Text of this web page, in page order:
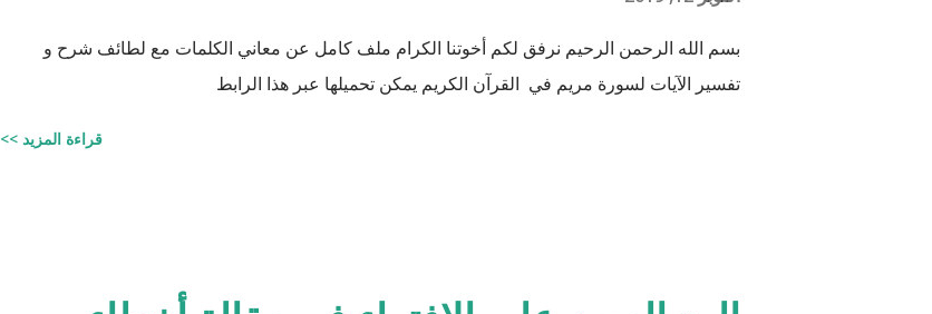
بسم الله الرحمن الرحيم نرفق لكم أخوتنا الكرام ملف كامل عن معاني الكلمات مع لطائف شرح و
تفسير الآيات لسورة مريم في القرآن الكريم يمكن تحميلها عبر هذا الرابط
قراءة المزيد >>